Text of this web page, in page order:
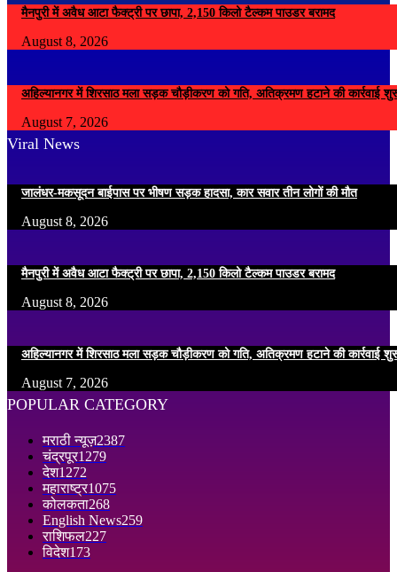
मैनपुरी में अवैध आटा फैक्ट्री पर छापा, 2,150 किलो टैल्कम पाउडर बरामद
August 8, 2026
अहिल्यानगर में शिरसाठ मला सड़क चौड़ीकरण को गति, अतिक्रमण हटाने की कार्रवाई
August 7, 2026
Viral News
जालंधर-मकसूदन बाईपास पर भीषण सड़क हादसा, कार सवार तीन लोगों की मौत
August 8, 2026
मैनपुरी में अवैध आटा फैक्ट्री पर छापा, 2,150 किलो टैल्कम पाउडर बरामद
August 8, 2026
अहिल्यानगर में शिरसाठ मला सड़क चौड़ीकरण को गति, अतिक्रमण हटाने की कार्रवाई
August 7, 2026
POPULAR CATEGORY
मराठी न्यूज़2387
चंद्रपूर1279
देश1272
महाराष्ट्र1075
कोलकता268
English News259
राशिफल227
विदेश173